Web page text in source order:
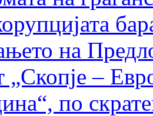
на
„Скопје –
по